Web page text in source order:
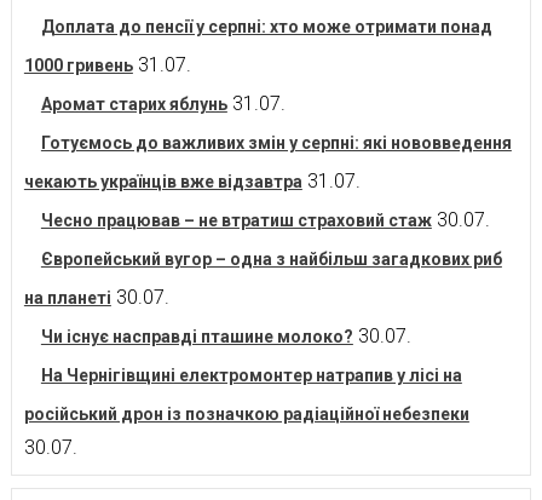
Доплата до пенсії у серпні: хто може отримати понад
1000 гривень 31.07.
Аромат старих яблунь 31.07.
Готуємось до важливих змін у серпні: які нововведення
чекають українців вже відзавтра 31.07.
Чесно працював – не втратиш страховий стаж 30.07.
Європейський вугор – одна з найбільш загадкових риб
на планеті 30.07.
Чи існує насправді пташине молоко? 30.07.
На Чернігівщині електромонтер натрапив у лісі на
російський дрон із позначкою радіаційної небезпеки
30.07.